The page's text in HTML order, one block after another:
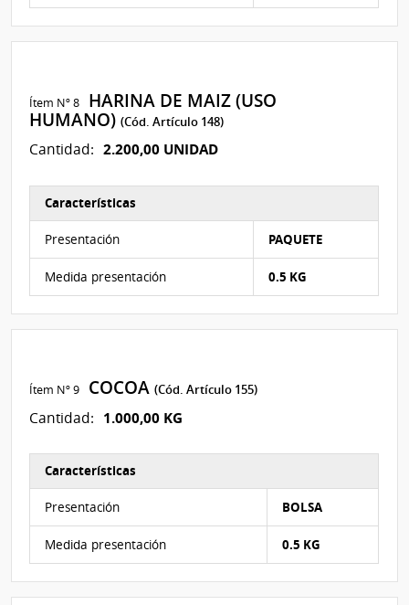
Ítem Nº 8
HARINA DE MAIZ (USO
HUMANO)(Cód. Artículo 148)
Cantidad: 2.200,00 UNIDAD
Características
Presentación PAQUETE
Medida presentación 0.5 KG
Ítem Nº 9 COCOA(Cód. Artículo 155)
Cantidad: 1.000,00 KG
Características
Presentación BOLSA
Medida presentación 0.5 KG